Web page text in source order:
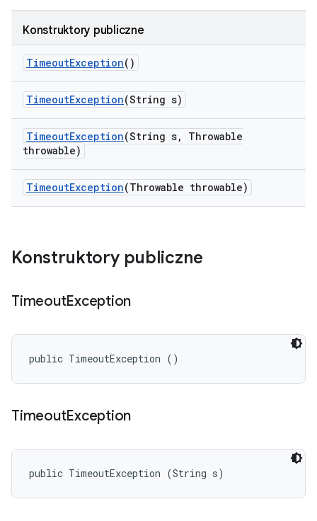
Konstruktory publiczne
TimeoutException()
TimeoutException(String s)
TimeoutException(String s,
Throwable
throwable)
TimeoutException(Throwable throwable)
Konstruktory publiczne
TimeoutException
public TimeoutException ()
TimeoutException
public TimeoutException (String s)